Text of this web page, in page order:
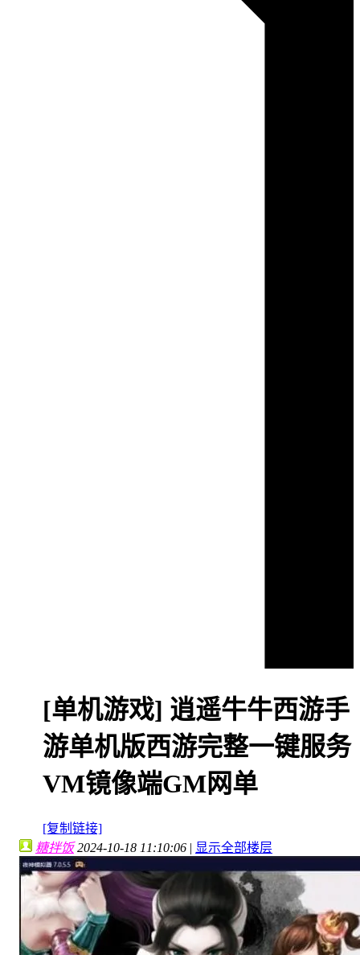
[单机游戏] 逍遥牛牛西游手
游单机版西游完整一键服务
VM镜像端GM网单
[复制链接]
糖拌饭2024-10-18 11:10:06 | 显示全部楼层